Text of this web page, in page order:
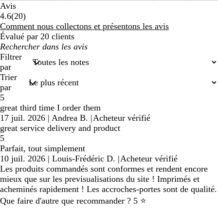
Avis
4.6(2020
avis
)
Comment nous collectons et présentons les avis
Évalué par 20 clients
Mes
recherches
saisies
Filtrer
par
Trier
par
5
great third time I order them
17 juil. 2026 | Andrea B. |Acheteur vérifié
great service delivery and product
5
Parfait, tout simplement
10 juil. 2026 | Louis-Frédéric D. |Acheteur vérifié
Les produits commandés sont conformes et rendent encore
mieux que sur les previsualisations du site ! Imprimés et
acheminés rapidement ! Les accroches-portes sont de qualité.
Que faire d'autre que recommander ? 5 ⭐️